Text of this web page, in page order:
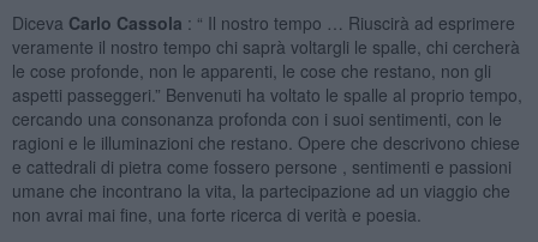
Diceva Carlo Cassola : “ Il nostro tempo … Riuscirà ad esprimere
veramente il nostro tempo chi saprà voltargli le spalle, chi cercherà
le cose profonde, non le apparenti, le cose che restano, non gli
aspetti passeggeri.” Benvenuti ha voltato le spalle al proprio tempo,
cercando una consonanza profonda con i suoi sentimenti, con le
ragioni e le illuminazioni che restano. Opere che descrivono chiese
e cattedrali di pietra come fossero persone , sentimenti e passioni
umane che incontrano la vita, la partecipazione ad un viaggio che
non avrai mai fine, una forte ricerca di verità e poesia.